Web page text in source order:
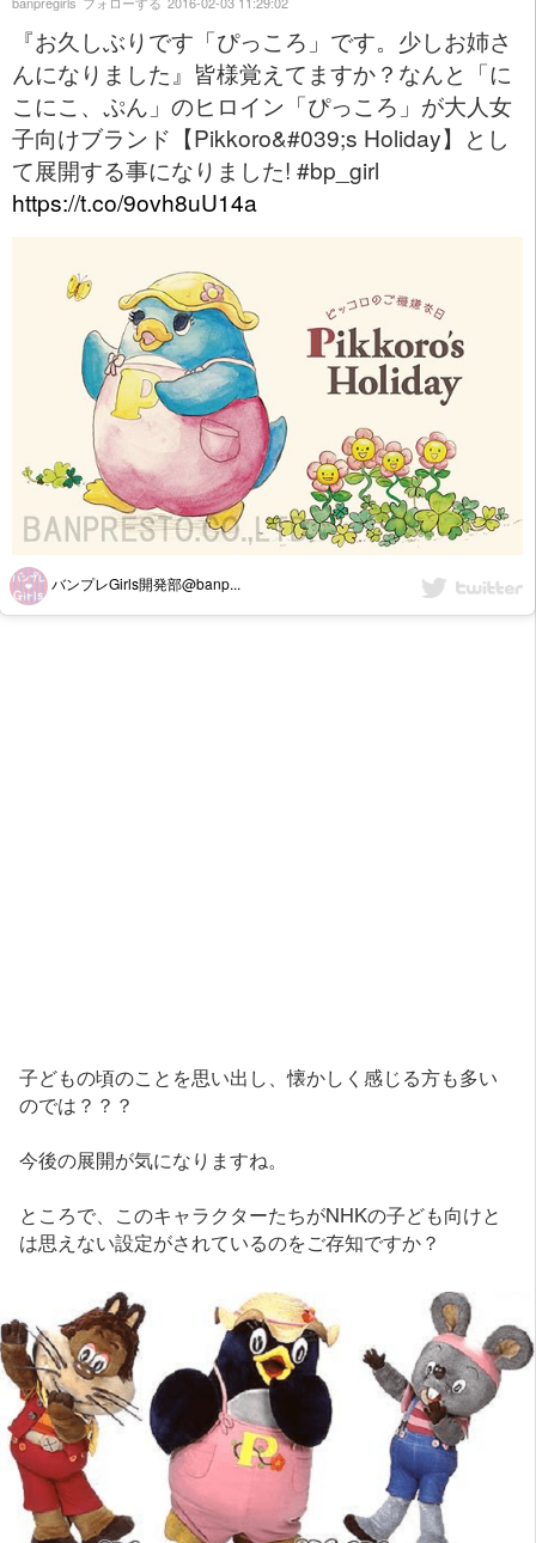
『お久しぶりです「ぴっころ」です。少しお姉さ
んになりました』皆様覚えてますか？なんと「に
こにこ、ぷん」のヒロイン「ぴっころ」が大人女
子向けブランド【Pikkoro&#039;s Holiday】とし
て展開する事になりました! #bp_girl
https://t.co/9ovh8uU14a
バンプレGirls開発部@banp...
子どもの頃のことを思い出し、懐かしく感じる方も多い
のでは？？？
今後の展開が気になりますね。
ところで、このキャラクターたちがNHKの子ども向けと
は思えない設定がされているのをご存知ですか？